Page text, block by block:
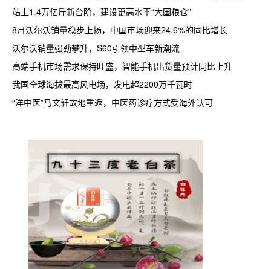
站上1.4万亿斤新台阶，建设更高水平“大国粮仓”
8月沃尔沃销量稳步上扬，中国市场迎来24.6%的同比增长
沃尔沃销量强劲攀升，S60引领中型车新潮流
高端手机市场需求保持旺盛，智能手机出货量预计同比上升
我国全球海拔最高风电场，发电超2200万千瓦时
“洋中医”马文轩故地重返，中医药诊疗方式受海外认可